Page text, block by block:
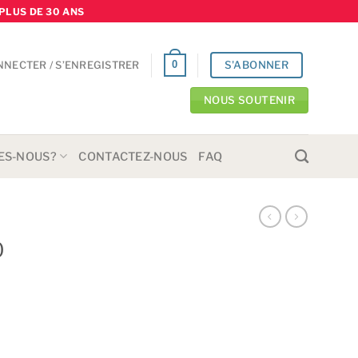
DE 30 ANS
/ S’ENREGISTRER 0 S'ABONNER
NOUS SOUTENIR
NOUS? CONTACTEZ-NOUS FAQ